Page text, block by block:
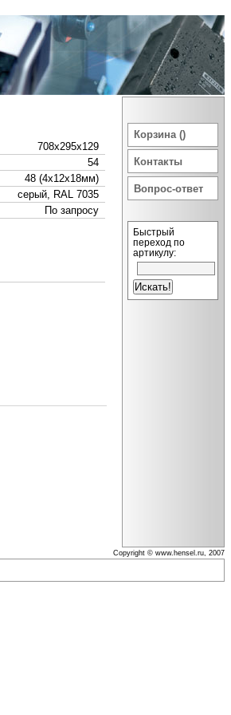
708x295x129
54
48 (4x12x18мм)
серый, RAL 7035
По запросу
Корзина ()
Контакты
Вопрос-ответ
Быстрый
переход по
артикулу:
Copyright © www.hensel.ru, 2007